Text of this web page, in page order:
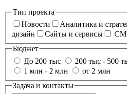
Тип проекта
Новости
Аналитика и
дизайн
Сайты и сервисы
Бюджет
До 200 тыс
200 тыс - 500
1 млн - 2 млн
от 2 млн
Задача и контакты